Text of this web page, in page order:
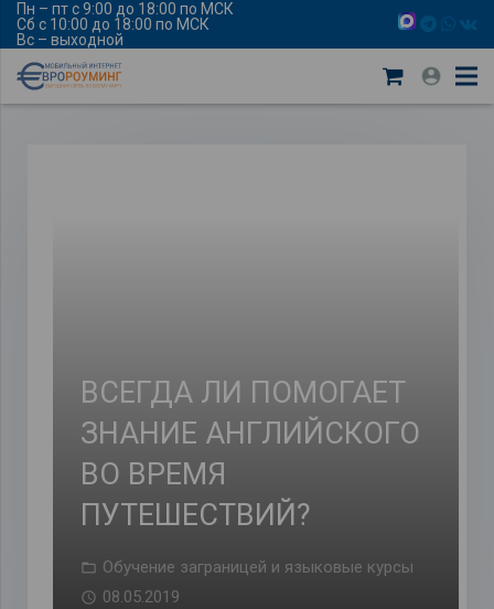
Пн – пт с 9:00 до 18:00 по МСК
Сб с 10:00 до 18:00 по МСК
Вс – выходной
ВСЕГДА ЛИ ПОМОГАЕТ
ЗНАНИЕ АНГЛИЙСКОГО
ВО ВРЕМЯ
ПУТЕШЕСТВИЙ?
Обучение заграницей и языковые курсы
08.05.2019